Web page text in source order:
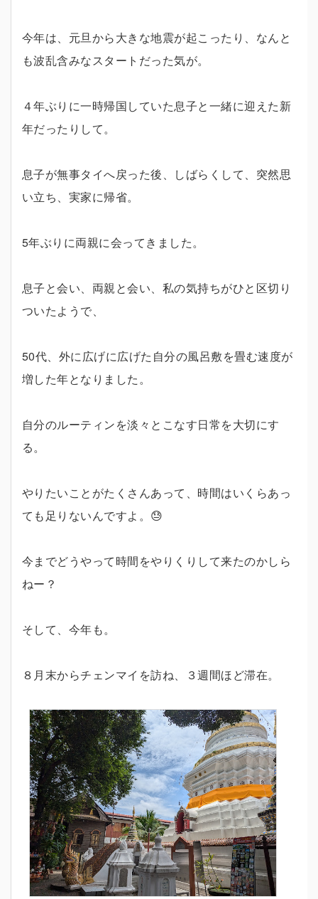
今年は、元旦から大きな地震が起こったり、なんと
も波乱含みなスタートだった気が。
４年ぶりに一時帰国していた息子と一緒に迎えた新
年だったりして。
息子が無事タイへ戻った後、しばらくして、突然思
い立ち、実家に帰省。
5年ぶりに両親に会ってきました。
息子と会い、両親と会い、私の気持ちがひと区切り
ついたようで、
50代、外に広げに広げた自分の風呂敷を畳む速度が
増した年となりました。
自分のルーティンを淡々とこなす日常を大切にす
る。
やりたいことがたくさんあって、時間はいくらあっ
ても足りないんですよ。😓
今までどうやって時間をやりくりして来たのかしら
ねー？
そして、今年も。
８月末からチェンマイを訪ね、３週間ほど滞在。